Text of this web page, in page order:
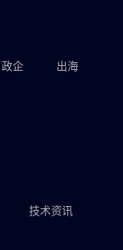
政企 出海
技术资讯